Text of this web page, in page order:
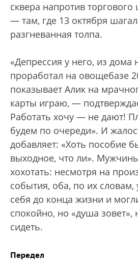
сквера напротив
— там, где 13 октября
разгневанная толпа.
«Депрессия у него, из дома
проработал на овощебазе
показывает Алик на
карты играю, —
Работать хочу — не дают!
будем по очереди». И
добавляет: «Хоть пособие
выходное, что ли».
хохотать: несмотря на
события, оба, по их
себя до конца жизни и
спокойно, но «душа зовет»,
сидеть.
Передел